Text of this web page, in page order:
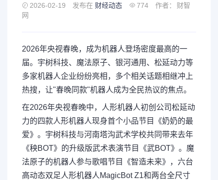
2026-02-19 发布在 财经动态 774 作者：
财智
网
2026年央视春晚，成为机器人登场密度最高的一
届。宇树科技、魔法原子、银河通用、松延动力等
多家机器人企业纷纷亮相，多个相关话题相继冲上
热搜，让"春晚同款"机器人成为全民热议的焦点。
在2026年央视春晚中，人形机器人初创公司松延动
力的四款人形机器人现身首个小品节目《奶奶的最
爱》。宇树科技与河南塔沟武术学校共同带来去年
《秧BOT》的升级版武术表演节目《武BOT》。魔
法原子的机器人参与歌唱节目《智造未来》，六台
高动态双足人形机器人MagicBot Z1和两台全尺寸